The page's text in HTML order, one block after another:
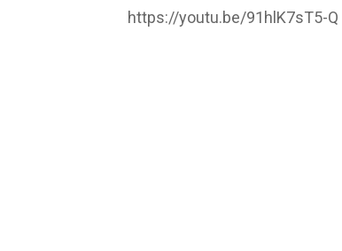
https://youtu.be/91hlK7sT5-Q